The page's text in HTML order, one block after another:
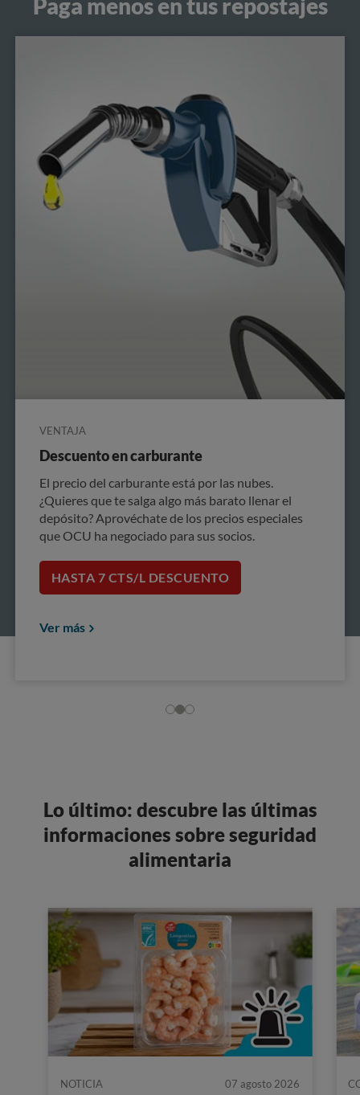
Paga menos en tus repostajes
VENTAJA
Descuento en carburante
El precio del carburante está por las nubes.
¿Quieres que te salga algo más barato llenar el
depósito? Aprovéchate de los precios especiales
que OCU ha negociado para sus socios.
HASTA 7 CTS/L DESCUENTO
Ver más
Lo último: descubre las últimas
informaciones sobre seguridad
alimentaria
NOTICIA 07 agosto 2026